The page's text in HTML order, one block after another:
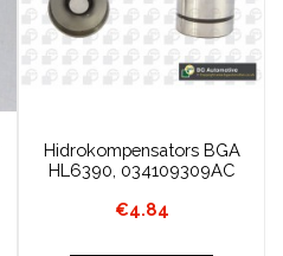
Hidrokompensators BGA
HL6390, 034109309AC
€4.84